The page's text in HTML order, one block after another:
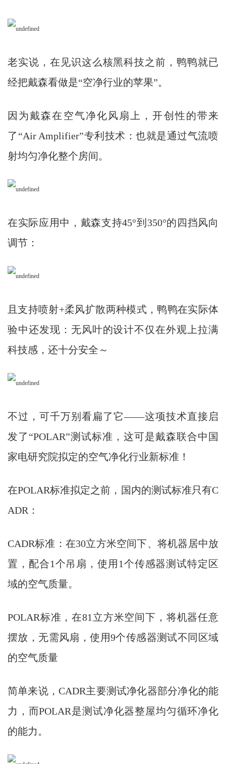
老实说，在见识这么核黑科技之前，鸭鸭就已
经把戴森看做是“空净行业的苹果”。
因为戴森在空气净化风扇上，开创性的带来
了“Air Amplifier”专利技术：也就是通过气流喷
射均匀净化整个房间。
在实际应用中，戴森支持45°到350°的四挡风向
调节：
且支持喷射+柔风扩散两种模式，鸭鸭在实际体
验中还发现：无风叶的设计不仅在外观上拉满
科技感，还十分安全～
不过，可千万别看扁了它——这项技术直接启
发了“POLAR”测试标准，这可是戴森联合中国
家电研究院拟定的空气净化行业新标准！
在POLAR标准拟定之前，国内的测试标准只有C
ADR：
CADR标准：在30立方米空间下、将机器居中放
置，配合1个吊扇，使用1个传感器测试特定区
域的空气质量。
POLAR标准，在81立方米空间下，将机器任意
摆放，无需风扇，使用9个传感器测试不同区域
的空气质量
简单来说，CADR主要测试净化器部分净化的能
力，而POLAR是测试净化器整屋均匀循环净化
的能力。